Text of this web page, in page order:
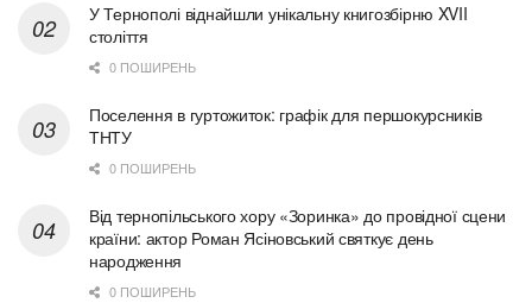
У Тернополі віднайшли унікальну книгозбірню XVII
століття
0 ПОШИРЕНЬ
Поселення в гуртожиток: графік для першокурсників
ТНТУ
0 ПОШИРЕНЬ
Від тернопільського хору «Зоринка» до провідної сцени
країни: актор Роман Ясіновський святкує день
народження
0 ПОШИРЕНЬ